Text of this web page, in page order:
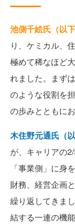
池側千絵氏（以
り、ケミカル、
極めて稀なほど
れました。まず
のような役割を
の歩みとともに
木住野元通氏（
が、キャリアの
「事業側」に身
財務、経営企画
繰り返してきま
結する一連の機